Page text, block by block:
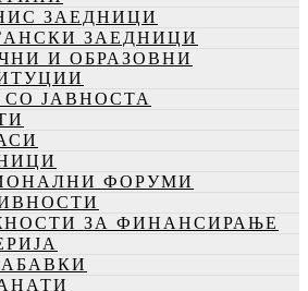
ЗАЕДНИЦИ
ЗАЕДНИЦИ
И ОБРАЗОВНИ
ЈАВНОСТА
ФОРУМИ
ЗА ФИНАНСИРАЊЕ